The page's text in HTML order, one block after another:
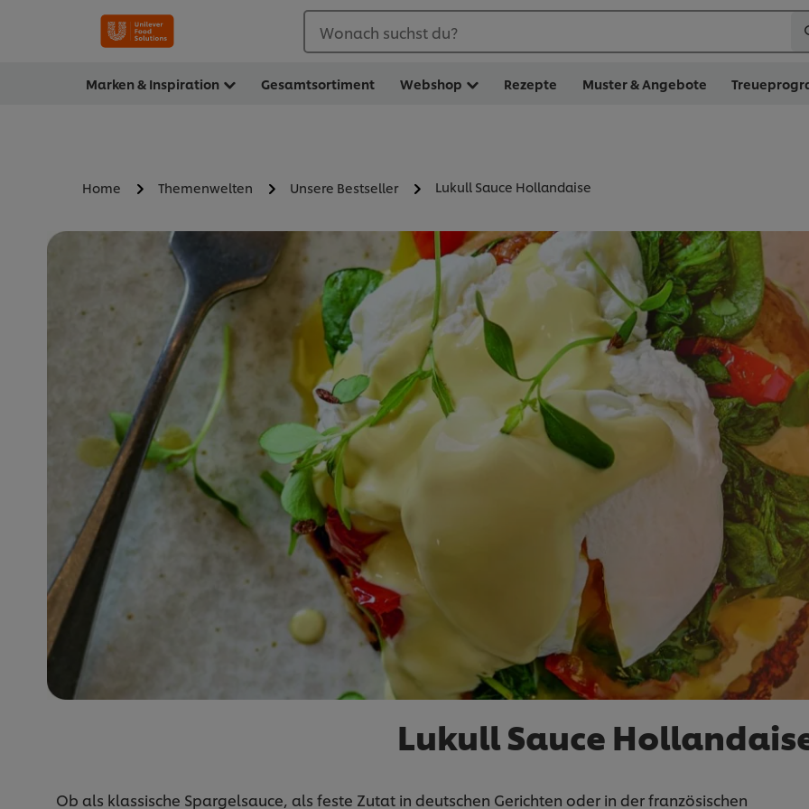
Wonach suchst du?
Marken & Inspiration Gesamtsortiment Webshop Rezepte Muster & Angebote
Home Themenwelten Unsere Bestseller Lukull Sauce Hollandaise
Lukull Sauce
Ob als klassische Spargelsauce, als feste Zutat in deutschen Gerichten oder in der französischen